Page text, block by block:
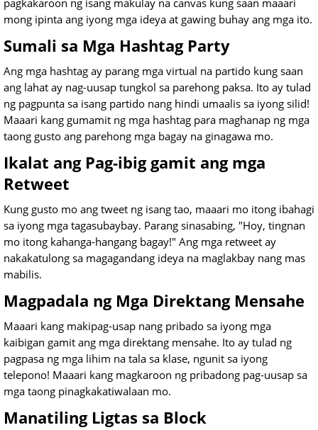
pagkakaroon ng isang makulay na canvas kung saan maaari
mong ipinta ang iyong mga ideya at gawing buhay ang mga ito.
Sumali sa Mga Hashtag Party
Ang mga hashtag ay parang mga virtual na partido kung saan
ang lahat ay nag-uusap tungkol sa parehong paksa. Ito ay tulad
ng pagpunta sa isang partido nang hindi umaalis sa iyong silid!
Maaari kang gumamit ng mga hashtag para maghanap ng mga
taong gusto ang parehong mga bagay na ginagawa mo.
Ikalat ang Pag-ibig gamit ang mga
Retweet
Kung gusto mo ang tweet ng isang tao, maaari mo itong ibahagi
sa iyong mga tagasubaybay. Parang sinasabing, "Hoy, tingnan
mo itong kahanga-hangang bagay!" Ang mga retweet ay
nakakatulong sa magagandang ideya na maglakbay nang mas
mabilis.
Magpadala ng Mga Direktang Mensahe
Maaari kang makipag-usap nang pribado sa iyong mga
kaibigan gamit ang mga direktang mensahe. Ito ay tulad ng
pagpasa ng mga lihim na tala sa klase, ngunit sa iyong
telepono! Maaari kang magkaroon ng pribadong pag-uusap sa
mga taong pinagkakatiwalaan mo.
Manatiling Ligtas sa Block